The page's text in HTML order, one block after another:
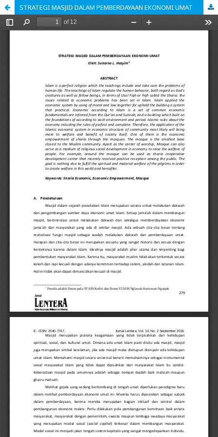
STRATEGI MASJID DALAM PEMBERDAYAAN EKONOMI UMAT